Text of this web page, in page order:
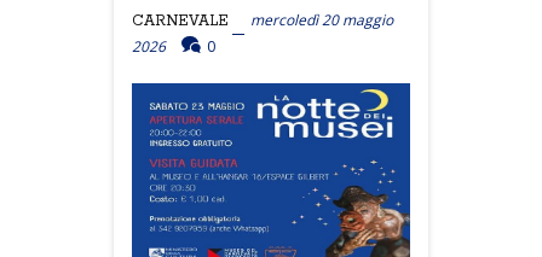
CARNEVALE
mercoledì 20 maggio
2026
0